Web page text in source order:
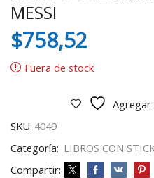
MESSI
$758,52
Fuera de stock
Agregar
SKU: 4049
Categoría: LIBROS CON
Compartir: